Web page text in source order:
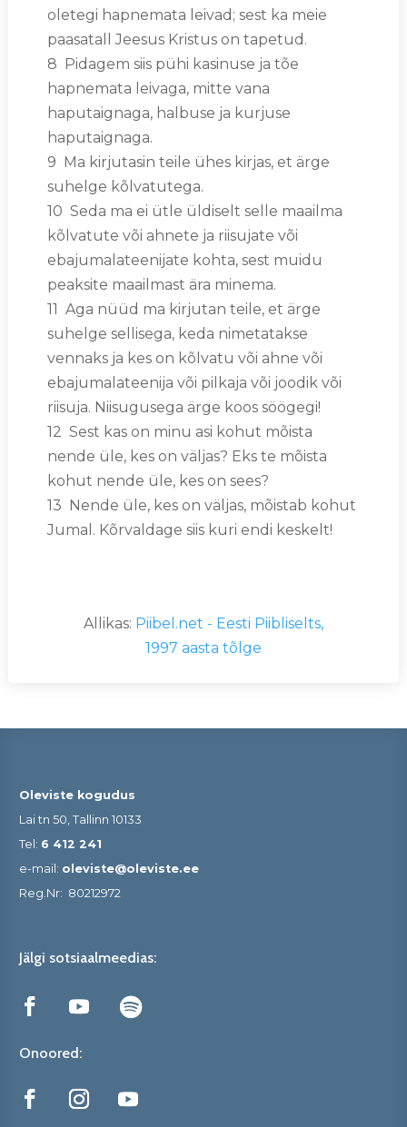
oletegi hapnemata leivad; sest ka meie
paasatall Jeesus Kristus on tapetud.
8 Pidagem siis pühi kasinuse ja tõe
hapnemata leivaga, mitte vana
haputaignaga, halbuse ja kurjuse
haputaignaga.
9 Ma kirjutasin teile ühes kirjas, et ärge
suhelge kõlvatutega.
10 Seda ma ei ütle üldiselt selle maailma
kõlvatute või ahnete ja riisujate või
ebajumalateenijate kohta, sest muidu
peaksite maailmast ära minema.
11 Aga nüüd ma kirjutan teile, et ärge
suhelge sellisega, keda nimetatakse
vennaks ja kes on kõlvatu või ahne või
ebajumalateenija või pilkaja või joodik või
riisuja. Niisugusega ärge koos söögegi!
12 Sest kas on minu asi kohut mõista
nende üle, kes on väljas? Eks te mõista
kohut nende üle, kes on sees?
13 Nende üle, kes on väljas, mõistab kohut
Jumal. Kõrvaldage siis kuri endi keskelt!
Allikas: Piibel.net - Eesti Piibliselts,
1997 aasta tõlge
Oleviste kogudus
Lai tn 50, Tallinn 10133
Tel: 6 412 241
e-mail: oleviste@oleviste.ee
Reg.Nr: 80212972
Jälgi sotsiaalmeedias:
Onoored: